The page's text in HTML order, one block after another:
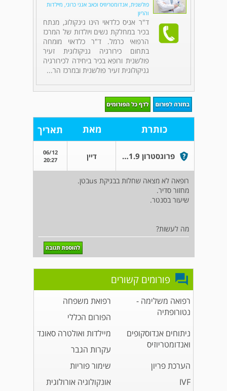
פולשנית, אנדומטריוזיס וכאב אגני כרוני, מיילדות
והריון
ד"ר אניס כלדאוי הינו גינקולוג, מנתח
בכיר במחלקת נשים ויולדות של המרכז
הרפואי כרמל. ד"ר כלדאוי מומחה
בתחום כירורגיה גניקולוגית זעיר
פולשנית ורופא בכיר ביחידה לכירורגיה
גניקולוגית זעיר פולשנית ובמרכז הר...
כותרת מאת תאריך
פרוגסטרון 1.9 בפרופיל הורמונלי .יום 3 למחזור דיין
06/12
20:27
רופאה לא מצאה שחלות בבגיקת usבטן.
מחזור סדיר.
שיעור בסנטר.
מה לעשות?
פורומים קשורים
רפואה משלימה -
נטורופתיה
רפואת משפחה
הפורום הכללי
ניתוחים אנדוסקופים
ואנדומטריוזיס
מיילדות ואולטרה סאונד
עקרות הגבר
הערכת פריון
שימור פוריות
IVF
אונקולוגיה אורולוגית